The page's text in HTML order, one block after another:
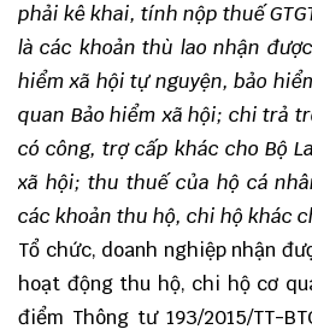
phải kê khai, tính nộp thuế
là các khoản thù lao nhận
hiểm xã hội tự nguyện, bảo
quan Bảo hiểm xã hội; chi trả
có công, trợ cấp khác cho Bộ
xã hội; thu thuế của hộ cá
các khoản thu hộ, chi hộ khác
Tổ chức, doanh nghiệp nhận
hoạt động thu hộ, chi hộ cơ
điểm Thông tư 193/2015/TT-